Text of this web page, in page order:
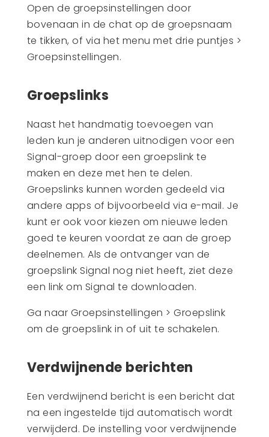
Open de groepsinstellingen door
bovenaan in de chat op de groepsnaam
te tikken, of via het menu met drie puntjes >
Groepsinstellingen.
Groepslinks
Naast het handmatig toevoegen van
leden kun je anderen uitnodigen voor een
Signal-groep door een groepslink te
maken en deze met hen te delen.
Groepslinks kunnen worden gedeeld via
andere apps of bijvoorbeeld via e-mail. Je
kunt er ook voor kiezen om nieuwe leden
goed te keuren voordat ze aan de groep
deelnemen. Als de ontvanger van de
groepslink Signal nog niet heeft, ziet deze
een link om Signal te downloaden.
Ga naar Groepsinstellingen > Groepslink
om de groepslink in of uit te schakelen.
Verdwijnende berichten
Een verdwijnend bericht is een bericht dat
na een ingestelde tijd automatisch wordt
verwijderd. De instelling voor verdwijnende